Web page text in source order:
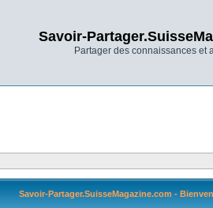
Savoir-
Partager des connaissances et
Savoir-Partager.SuisseMagazine.com -